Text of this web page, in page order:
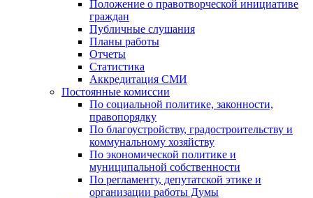
Положение о правотворческой инициативе
граждан
Публичные слушания
Планы работы
Отчеты
Статистика
Аккредитация СМИ
Постоянные комиссии
По социальной политике, законности,
правопорядку
По благоустройству, градостроительству и
коммунальному хозяйству
По экономической политике и
муниципальной собственности
По регламенту, депутатской этике и
организации работы Думы